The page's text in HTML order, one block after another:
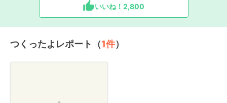
いいね！ 2,800
つくったよレポート（1件）